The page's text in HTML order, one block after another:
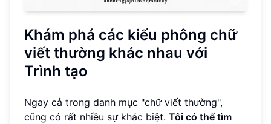
Khám phá các kiểu phông chữ
viết thường khác nhau với
Trình tạo
Ngay cả trong danh mục "chữ viết thường",
cũng có rất nhiều sự khác biệt. Tôi có thể tìm